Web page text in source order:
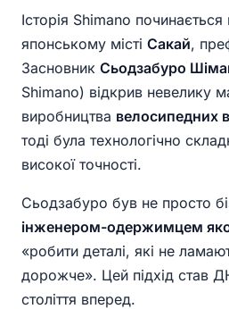
Історія Shimano починається
японському місті Сакай,
Засновник Сьодзабуро
Shimano) відкрив невелику
виробництва велосипедних
тоді була технологічно
високої точності.
Сьодзабуро був не просто
інженером-одержимцем
«робити деталі, які не
дорожче». Цей підхід став
століття вперед.